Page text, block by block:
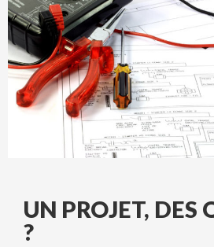
UN PROJET, DES
?